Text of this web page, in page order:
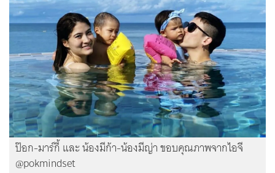
ป๊อก-มาร์กี้ และ น้องมีก้า-น้องมีญ่า ขอบคุณภาพจากไอจี
@pokmindset